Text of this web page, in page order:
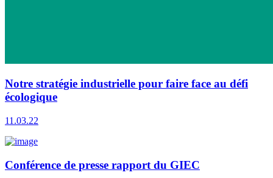
Notre stratégie industrielle pour faire face au défi
écologique
11.03.22
Conférence de presse rapport du GIEC